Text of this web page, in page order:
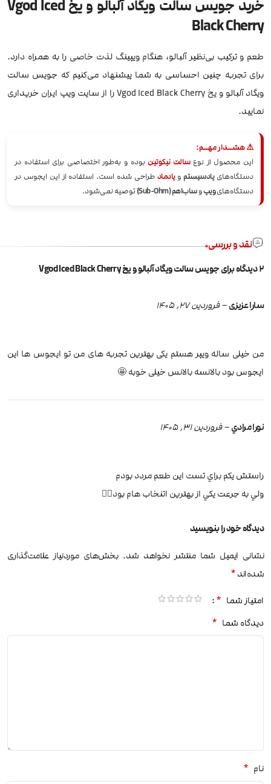
خرید جویس سالت ویگاد آلبالو و یخ Vgod Iced
Black Cherry
طعم و ترکیب بی‌نظیر آلبالو، هنگام ویپینگ لذت خاصی را به همراه دارد.
برای تجربه چنین احساسی به شما پیشنهاد می‌کنیم که جویس سالت
ویگاد آلبالو و یخ Vgod Iced Black Cherry را از سایت ویپ ایران خریداری
نمایید.
⚠️ هشــدار مهــم:
این محصول از نوعسالت نیکوتینبوده و به‌طور اختصاصی برای استفاده در
دستگاه‌هایپادسیستموپادماد طراحی شده است. استفاده از این ایجوس در
دستگاه‌هایویپوساب‌اهم (Sub-Ohm) توصیه نمی‌شود.
نقد و بررسی
2 دیدگاه برای جویس سالت ویگاد آلبالو و یخ Vgod Iced Black Cherry
سارا عزیزی–فروردین 27, 1405
من خیلی ساله ویپر هستم یکی بهترین تجربه های من تو ایجوس ها این
ایجوس بود بالانسه بالانس خیلی خوبه 🤩
نورا مرادي–فروردین 31, 1405
راستش يكم براي تست اين طعم مردد بودم
ولي به جرعت يكي از بهترين اتنخاب هام بود👌🏽
دیدگاه خود را بنویسید
نشانی ایمیل شما منتشر نخواهد شد. بخش‌های موردنیاز علامت‌گذاری
شده‌اند*
امتیاز شما *
دیدگاه شما *
نام *